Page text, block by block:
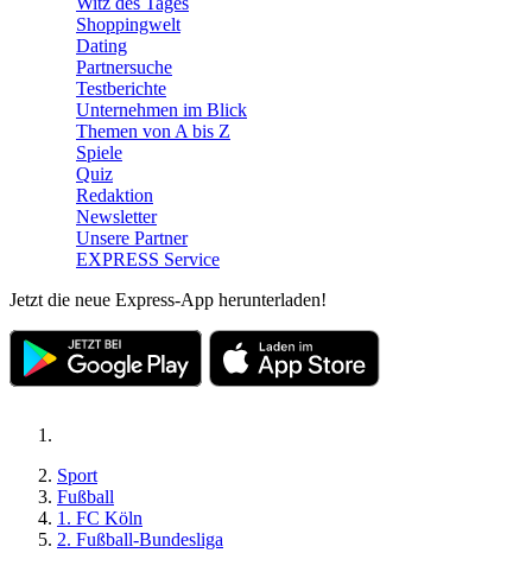
Shoppingwelt
Dating
Partnersuche
Testberichte
Unternehmen im Blick
Themen von A bis Z
Spiele
Quiz
Redaktion
Newsletter
Unsere Partner
EXPRESS Service
Jetzt die neue Express-App herunterladen!
Sport
Fußball
1. FC Köln
2. Fußball-Bundesliga